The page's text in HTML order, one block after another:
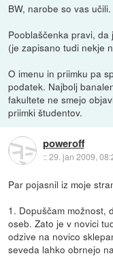
BW, narobe so vas učili.
Pooblaščenka pravi,
(je zapisano tudi nekje
O imenu in priimku pa
podatek. Najbolj
fakultete ne smejo
priimki študentov.
poweroff
::29. jan 2009,
Par pojasnil iz moje
1. Dopuščam možnost,
oseb. Zato je v novici
odzive na novico
seveda lahko obrnejo